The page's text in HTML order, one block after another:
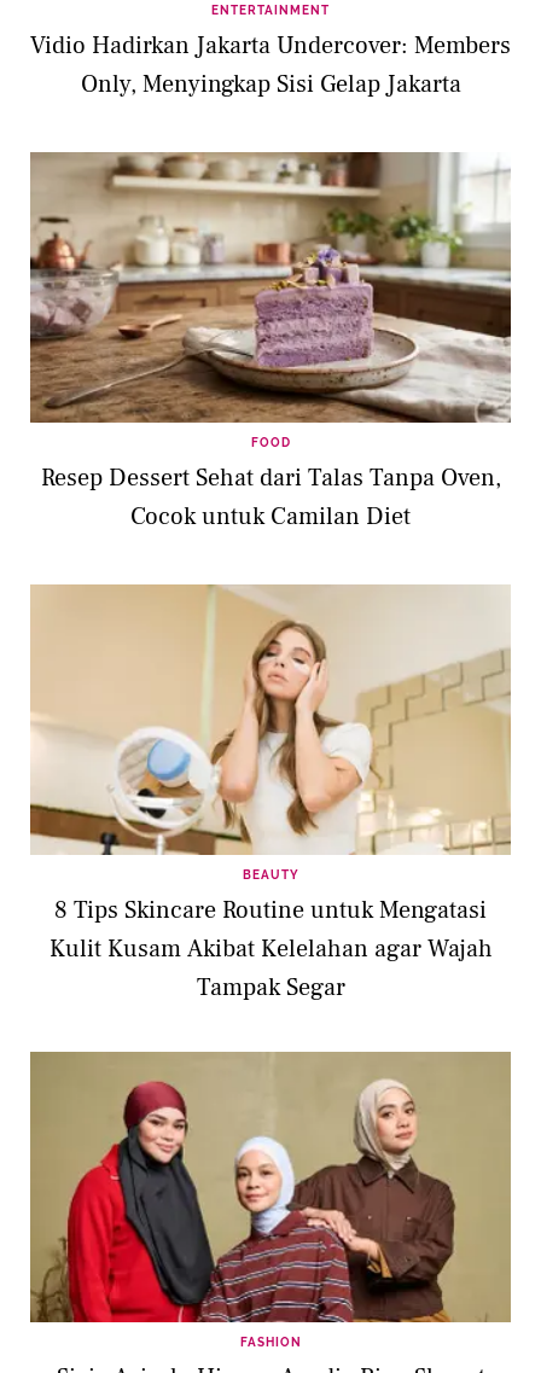
ENTERTAINMENT
Vidio Hadirkan Jakarta Undercover: Members
Only, Menyingkap Sisi Gelap Jakarta
FOOD
Resep Dessert Sehat dari Talas Tanpa Oven,
Cocok untuk Camilan Diet
BEAUTY
8 Tips Skincare Routine untuk Mengatasi
Kulit Kusam Akibat Kelelahan agar Wajah
Tampak Segar
FASHION